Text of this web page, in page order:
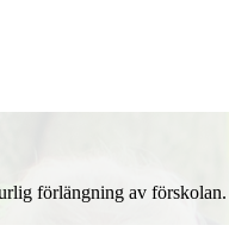
förlängning av